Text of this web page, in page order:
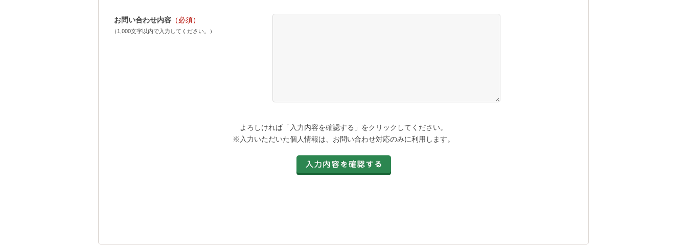
お問い合わせ内容 （必須）
（1,000文字以内で入力してください。）
よろしければ「入力内容を確認する」をクリックしてください。
※入力いただいた個人情報は、お問い合わせ対応のみに利用します。